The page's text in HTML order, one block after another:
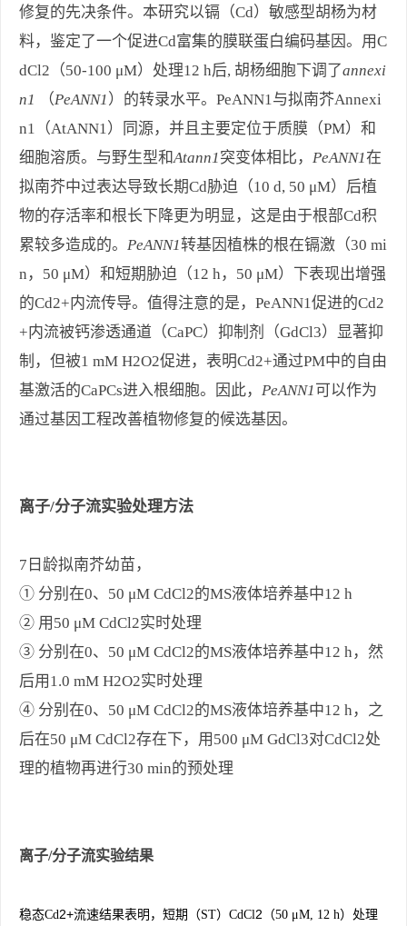
修复的先决条件。本研究以镉（Cd）敏感型胡杨为材
料，鉴定了一个促进Cd富集的膜联蛋白编码基因。用C
dCl2（50-100 μM）处理12 h后, 胡杨细胞下调了annexi
n1
（PeANN1）的转录水平。PeANN1与拟南芥Annexi
n1（AtANN1）同源，并且主要定位于质膜（PM）和
细胞溶质。与野生型和Atann1突变体相比， PeANN1在
拟南芥中过表达导致长期Cd胁迫（10 d, 50 μM）后植
物的存活率和根长下降更为明显，这是由于根部Cd积
累较多造成的。 PeANN1转基因植株的根在镉激（30 mi
n，50 μM）和短期胁迫（12 h，50 μM）下表现出增强
的Cd2+内流传导。值得注意的是，PeANN1促进的Cd2
+内流被钙渗透通道（CaPC）抑制剂（GdCl3）显著抑
制，但被1 mM H2O2促进，表明Cd2+通过PM中的自由
基激活的CaPCs进入根细胞。因此， PeANN1 可以作为
通过基因工程改善植物修复的候选基因。
离子/分子流实验处理方法
7日龄拟南芥幼苗，
① 分别在0、50 μМ CdCl2的MS液体培养基中12 h
② 用50 μМ CdCl2实时处理
③ 分别在0、50 μМ CdCl2的MS液体培养基中12 h，然
后用1.0 mM H2O2实时处理
④ 分别在0、50 μМ CdCl2的MS液体培养基中12 h，之
后在50 μM CdCl2存在下，用500 μM GdCl3对CdCl2处
理的植物再进行30 min的预处理
离子/分子流实验结果
稳态Cd2+流速结果表明，短期（ST）CdCl2 （50 μМ, 12 h）处理